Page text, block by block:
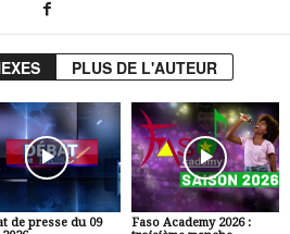
PLUS DE L'AUTEUR
de presse du 09
Faso Academy 2026 :